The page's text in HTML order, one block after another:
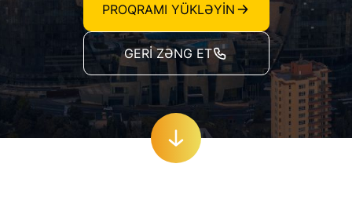
PROQRAMI YÜKLƏYIN
GERI ZƏNG ET